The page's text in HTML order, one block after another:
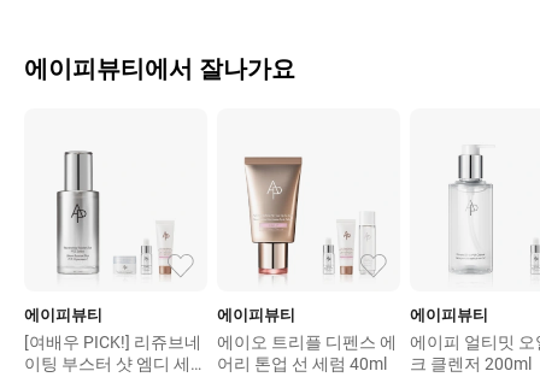
에이피뷰티에서 잘나가요
에이피뷰티
[여배우 PICK!] 리쥬브네
이팅 부스터 샷 엠디 세럼
에이피뷰티
에이오 트리플 디펜스 에
어리 톤업 선 세럼 40ml
에이피뷰티
에이피 얼티밋 오
크 클렌저 200ml